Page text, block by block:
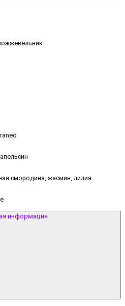
смородина, жасмин, лилия
информация